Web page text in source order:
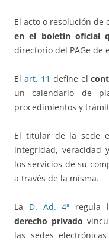
El acto o resolución de
en el boletín oficial
directorio del PAGe de
El art. 11 define el
un calendario de
procedimientos y
El titular de la sede
integridad, veracidad
los servicios de su
a través de la misma.
La D. Ad. 4ª regula
derecho privado
las sedes